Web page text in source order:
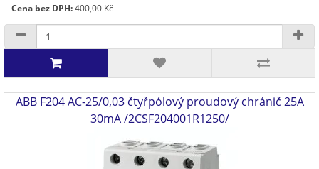
Cena bez DPH:400,00 Kč
ABB F204 AC-25/0,03 čtyřpólový proudový chránič 25A
30mA /2CSF204001R1250/